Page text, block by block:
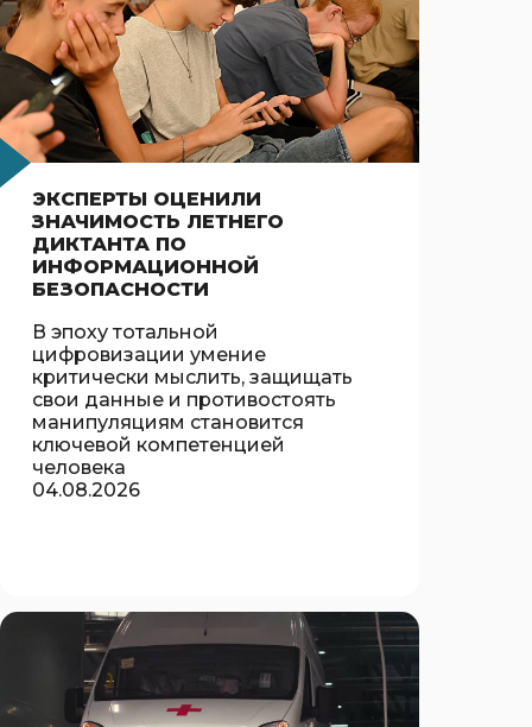
ЭКСПЕРТЫ ОЦЕНИЛИ
ЗНАЧИМОСТЬ ЛЕТНЕГО
ДИКТАНТА ПО
ИНФОРМАЦИОННОЙ
БЕЗОПАСНОСТИ
В эпоху тотальной
цифровизации умение
критически мыслить, защищать
свои данные и противостоять
манипуляциям становится
ключевой компетенцией
человека
04.08.2026